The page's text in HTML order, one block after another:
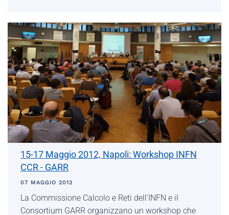
15-17 Maggio 2012, Napoli: Workshop INFN
CCR - GARR
07 MAGGIO 2012
La Commissione Calcolo e Reti dell'INFN e il
Consortium GARR organizzano un workshop che